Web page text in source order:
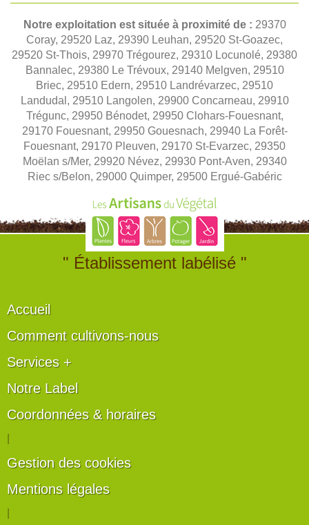
Notre exploitation est située à proximité de : 29370
Coray, 29520 Laz, 29390 Leuhan, 29520 St-Goazec,
29520 St-Thois, 29970 Trégourez, 29310 Locunolé, 29380
Bannalec, 29380 Le Trévoux, 29140 Melgven, 29510
Briec, 29510 Edern, 29510 Landrévarzec, 29510
Landudal, 29510 Langolen, 29900 Concarneau, 29910
Trégunc, 29950 Bénodet, 29950 Clohars-Fouesnant,
29170 Fouesnant, 29950 Gouesnach, 29940 La Forêt-
Fouesnant, 29170 Pleuven, 29170 St-Evarzec, 29350
Moëlan s/Mer, 29920 Névez, 29930 Pont-Aven, 29340
Riec s/Belon, 29000 Quimper, 29500 Ergué-Gabéric
" Établissement labélisé "
Accueil
Comment cultivons-nous
Services +
Notre Label
Coordonnées & horaires
Gestion des cookies
Mentions légales